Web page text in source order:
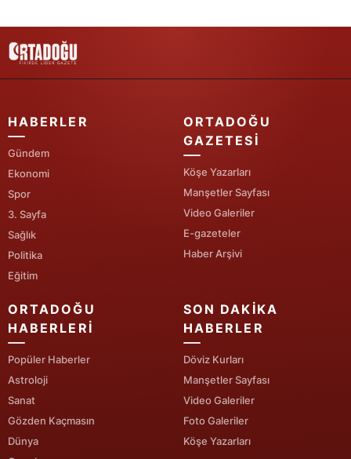
Yalova
Karabük
Osmaniye
HABERLER
Gündem
Ekonomi
Spor
3. Sayfa
Sağlık
Politika
Eğitim
ORTADOĞU
GAZETESI
Köşe Yazarları
Manşetler Sayfası
Video Galeriler
E-gazeteler
Haber Arşivi
ORTADOĞU
HABERLERI
Popüler Haberler
Astroloji
Sanat
Gözden Kaçmasın
Dünya
SON DAKIKA
HABERLER
Döviz Kurları
Manşetler Sayfası
Video Galeriler
Foto Galeriler
Köşe Yazarları